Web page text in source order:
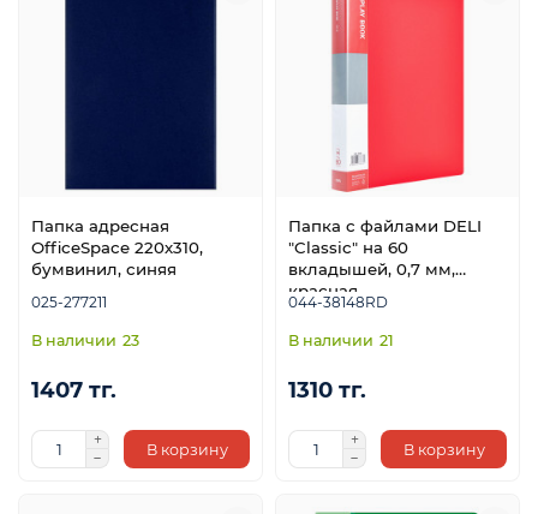
Папка адресная
OfficeSpace 220х310,
бумвинил, синяя
025-277211
23
1407 тг.
В корзину
Папка с файлами DELI
"Classic" на 60
вкладышей, 0,7 мм,
красная
044-38148RD
21
1310 тг.
В корзину